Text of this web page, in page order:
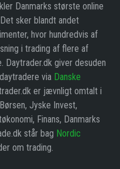
Danmarks største online
sker blandt andet
hvor hundredvis af
i trading af flere af
Daytrader.dk giver desuden
via Danske
er jævnligt omtalt i
Jyske Invest,
Finans, Danmarks
står bag Nordic
om trading.